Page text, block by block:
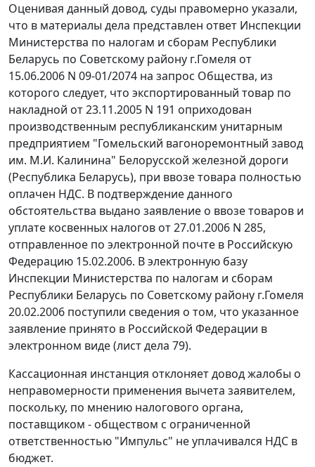
Оценивая данный довод, суды правомерно указали,
что в материалы дела представлен ответ Инспекции
Министерства по налогам и сборам Республики
Беларусь по Советскому району г.Гомеля от
15.06.2006 N 09-01/2074 на запрос Общества, из
которого следует, что экспортированный товар по
накладной от 23.11.2005 N 191 оприходован
производственным республиканским унитарным
предприятием "Гомельский вагоноремонтный завод
им. М.И. Калинина" Белорусской железной дороги
(Республика Беларусь), при ввозе товара полностью
оплачен НДС. В подтверждение данного
обстоятельства выдано заявление о ввозе товаров и
уплате косвенных налогов от 27.01.2006 N 285,
отправленное по электронной почте в Российскую
Федерацию 15.02.2006. В электронную базу
Инспекции Министерства по налогам и сборам
Республики Беларусь по Советскому району г.Гомеля
20.02.2006 поступили сведения о том, что указанное
заявление принято в Российской Федерации в
электронном виде (лист дела 79).
Кассационная инстанция отклоняет довод жалобы о
неправомерности применения вычета заявителем,
поскольку, по мнению налогового органа,
поставщиком - обществом с ограниченной
ответственностью "Импульс" не уплачивался НДС в
бюджет.